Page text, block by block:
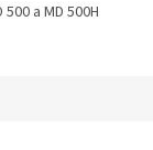
a MD 500H